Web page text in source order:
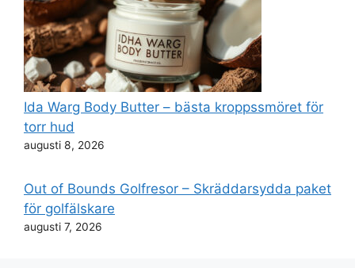
Ida Warg Body Butter – bästa kroppssmöret för
torr hud
augusti 8, 2026
Out of Bounds Golfresor – Skräddarsydda paket
för golfälskare
augusti 7, 2026